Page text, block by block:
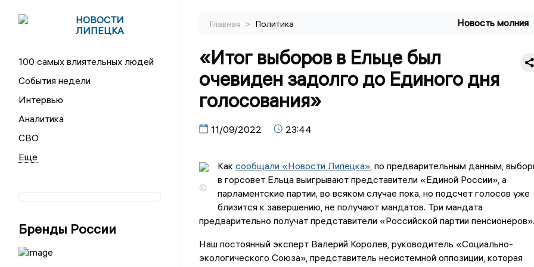
НОВОСТИ
ЛИПЕЦКА
100 самых влиятельных людей
События недели
Интервью
Аналитика
СВО
Бренды России
Главная > Политика Новость молния
«Итог выборов в Ельце был
очевиден задолго до Единого дня
голосования»
11/09/2022 23:44
©
Как сообщали «Новости Липецка», по предварительным данным,
в горсовет Ельца выигрывают представители «Единой России», а
парламентские партии, во всяком случае пока, но подсчет голосов уже
близится к завершению, не получают мандатов. Три мандата
предварительно получат представители «Российской партии пенсионеров».
Наш постоянный эксперт Валерий Королев, руководитель «Социально-
экологического Союза», представитель несистемной оппозиции, которая